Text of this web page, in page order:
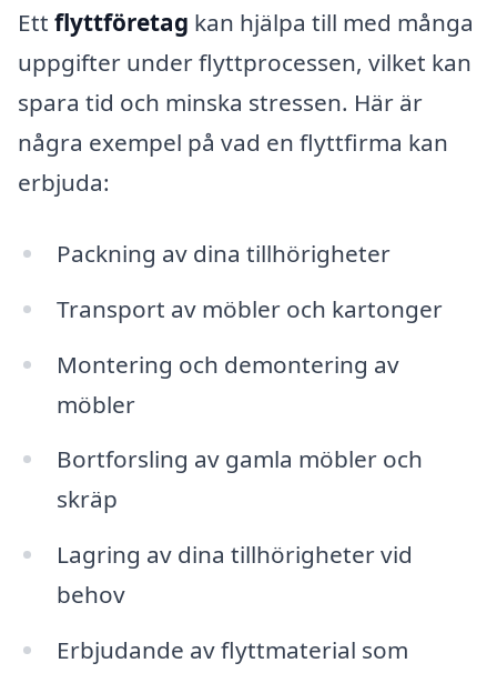
Ett flyttföretag kan hjälpa till med många
uppgifter under flyttprocessen, vilket kan
spara tid och minska stressen. Här är
några exempel på vad en flyttfirma kan
erbjuda:
Packning av dina tillhörigheter
Transport av möbler och kartonger
Montering och demontering av
möbler
Bortforsling av gamla möbler och
skräp
Lagring av dina tillhörigheter vid
behov
Erbjudande av flyttmaterial som